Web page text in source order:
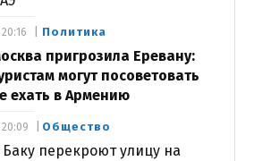
Политика
пригрозила Еревану:
могут посоветовать
ехать в Армению
20:16
Общество
Баку перекроют улицу на
20:09